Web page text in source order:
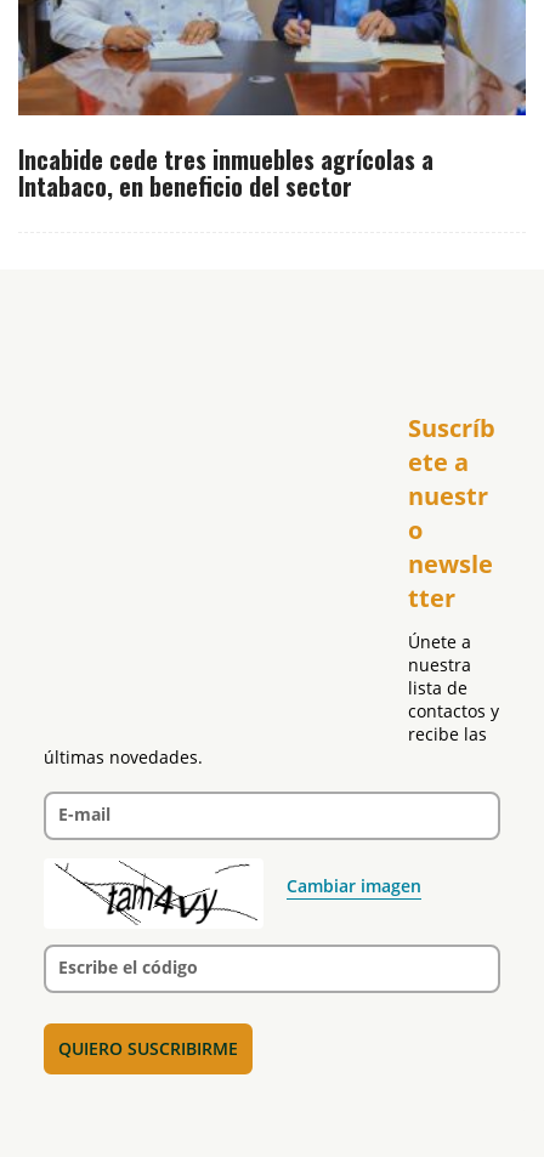
Incabide cede tres inmuebles agrícolas a
Intabaco, en beneficio del sector
Suscríb
ete a
nuestr
o
newsle
tter
Únete a
nuestra
lista de
contactos y
recibe las
últimas novedades.
E-mail
Cambiar imagen
Escribe el código